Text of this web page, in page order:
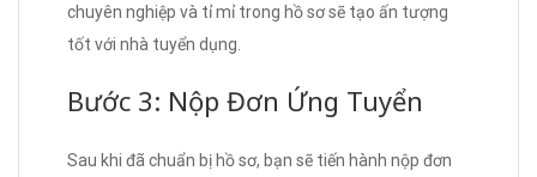
chuyên nghiệp và tỉ mỉ trong hồ sơ sẽ tạo ấn tượng
tốt với nhà tuyển dụng.
Bước 3: Nộp Đơn Ứng Tuyển
Sau khi đã chuẩn bị hồ sơ, bạn sẽ tiến hành nộp đơn